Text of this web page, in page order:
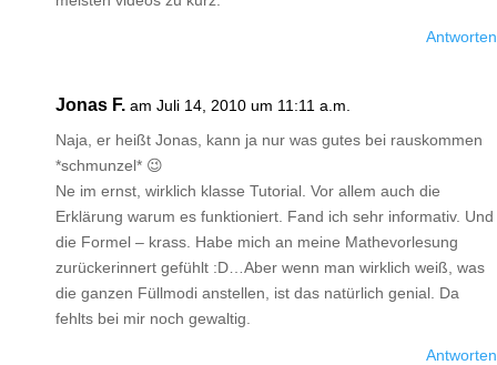
Antworten
Jonas F. am Juli 14, 2010 um 11:11 a.m.
Naja, er heißt Jonas, kann ja nur was gutes bei rauskommen
*schmunzel* 😉
Ne im ernst, wirklich klasse Tutorial. Vor allem auch die
Erklärung warum es funktioniert. Fand ich sehr informativ. Und
die Formel – krass. Habe mich an meine Mathevorlesung
zurückerinnert gefühlt :D…Aber wenn man wirklich weiß, was
die ganzen Füllmodi anstellen, ist das natürlich genial. Da
fehlts bei mir noch gewaltig.
Antworten